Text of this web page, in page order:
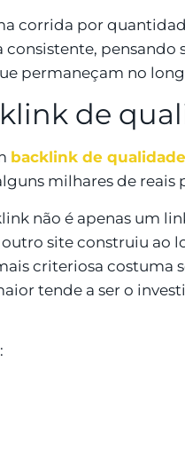
corrida por
pensando
permaneçam no
de
backlink de qualidade
milhares de reais
não é apenas um
site construiu ao
criteriosa costuma
tende a ser o